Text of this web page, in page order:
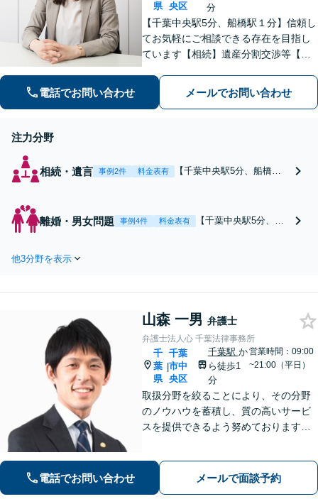
県 央区
分
【千葉中央駅5分、船橋駅１分】信頼し
てお気軽にご相談できる存在を目指し
ています【相続】遺産分割交渉等【初
損をしない離婚／不貞慰謝料交渉【不
動産・集合住宅の問題】【スムーズな
電話でお問い合わせ メールでお問い合わせ
注力分野
相続・遺言 事例2件 料金表有
【千葉中央駅5分、船橋駅
いなどを代理し、ストレス
を軽減。あなたの「かかり
離婚・男女問題 事例4件 料金表有
【千葉中央駅5分、船
な問題も。依頼者さま
ため尽力！「離婚した
いが共有の不動産や持
ち家がある」などのご
相談もお任せ【初回来
所相談30分無料】
他3分野を表示
山森 一男 弁護士
弁護士法人心 千葉法律事務所
千
葉
県
|
千葉
市中
央区
千葉駅 か
ら徒歩1
分
営業時間：09:00
~21:00（平日）
取扱分野を絞ることにより、その分野
のノウハウを蓄積し、質の高いサービ
スを提供できるよう努めております。
電話でお問い合わせ メールで面談予約